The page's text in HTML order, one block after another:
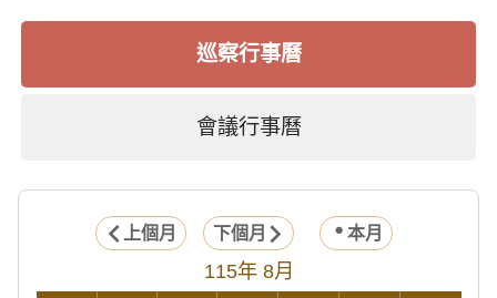
巡察行事曆
會議行事曆
上個月 下個月 本月
115年 8月